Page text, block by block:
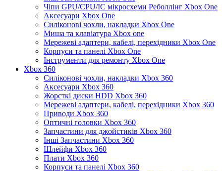
Чіпи GPU/CPU/IC мікросхеми Реболлінг Xbox One
Аксесуари Xbox One
Силіконові чохли, накладки Xbox One
Миша та клавіатура Xbox one
Мережеві адаптери, кабелі, перехідники Xbox One
Корпуси та панелі Xbox One
Інструменти для ремонту Xbox One
Xbox 360
Силіконові чохли, накладки Xbox 360
Аксесуари Xbox 360
Жорсткі диски HDD Xbox 360
Мережеві адаптери, кабелі, перехідники Xbox 360
Приводи Xbox 360
Оптичні головки Xbox 360
Запчастини для джойстиків Xbox 360
Інші Запчастини Xbox 360
Шлейфи Xbox 360
Плати Xbox 360
Корпуси та панелі Xbox 360